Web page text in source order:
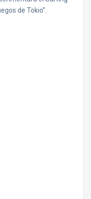
de Tokio”.